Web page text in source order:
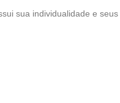
sua individualidade e